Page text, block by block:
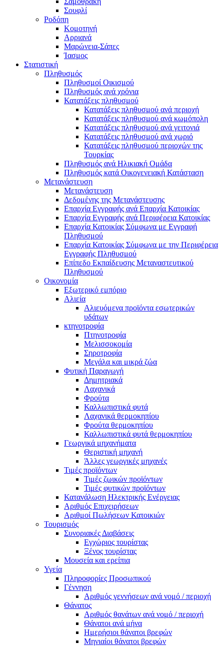
Σουφλί
Ροδόπη
Κομοτηνή
Αρριανά
Μαρώνεια-Σάπες
Ίασμος
Στατιστική
Πληθυσμός
Πληθυσμοί Οικισμού
Πληθυσμός ανά χρόνια
Κατατάξεις πληθυσμού
Κατατάξεις πληθυσμού ανά περιοχή
Κατατάξεις πληθυσμού ανά κωμόπολη
Κατατάξεις πληθυσμού ανά γειτονιά
Κατατάξεις πληθυσμού ανά χωριό
Κατατάξεις πληθυσμού περιοχών της
Τουρκίας
Πληθυσμός ανά Ηλικιακή Ομάδα
Πληθυσμός κατά Οικογενειακή Κατάσταση
Μετανάστευση
Μετανάστευση
Δεδομένης της Μετανάστευσης
Επαρχία Εγγραφής ανά Επαρχία Κατοικίας
Επαρχία Εγγραφής ανά Περιφέρεια Κατοικίας
Επαρχία Κατοικίας Σύμφωνα με Εγγραφή
Πληθυσμού
Επαρχία Κατοικίας Σύμφωνα με την Περιφέρεια
Εγγραφής Πληθυσμού
Επίπεδο Εκπαίδευσης Μεταναστευτικού
Πληθυσμού
Οικονομία
Εξωτερικό εμπόριο
Αλιεία
Αλιευόμενα προϊόντα εσωτερικών
υδάτων
κτηνοτροφία
Πτηνοτροφία
Μελισσοκομία
Σηροτροφία
Μεγάλα και μικρά ζώα
Φυτική Παραγωγή
Δημητριακά
Λαχανικά
Φρούτα
Καλλωπιστικά φυτά
Λαχανικά θερμοκηπίου
Φρούτα θερμοκηπίου
Καλλωπιστικά φυτά θερμοκηπίου
Γεωργικά μηχανήματα
Θεριστική μηχανή
Άλλες γεωργικές μηχανές
Τιμές προϊόντων
Τιμές ζωικών προϊόντων
Τιμές φυτικών προϊόντων
Κατανάλωση Ηλεκτρικής Ενέργειας
Αριθμός Επιχειρήσεων
Αριθμοί Πωλήσεων Κατοικιών
Τουρισμός
Συνοριακές Διαβάσεις
Εγχώριος τουρίστας
Ξένος τουρίστας
Μουσεία και ερείπια
Υγεία
Πληροφορίες Προσωπικού
Γέννηση
Αριθμός γεννήσεων ανά νομό / περιοχή
Θάνατος
Αριθμός θανάτων ανά νομό / περιοχή
Θάνατοι ανά μήνα
Ημερήσιοι θάνατοι βρεφών
Μηνιαίοι θάνατοι βρεφών